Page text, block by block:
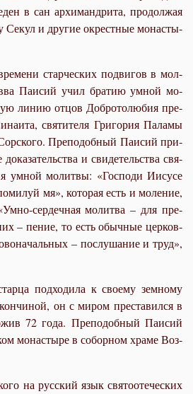
в сан ар­хи­манд­ри­та, про­дол­жая
Се­кул и дру­гие окрест­ные мо­на­сты­
стар­че­ских по­дви­гов в мол­
Па­и­сий учил бра­тию ум­ной мо­
ли­нию от­цов Доб­ро­то­лю­бия пре­
свя­ти­те­ля Гри­го­рия Па­ла­мы
Пре­по­доб­ный Па­и­сий при­
и сви­де­тель­ства свя­
ум­ной мо­лит­вы: «Гос­по­ди Иису­се
мя», ко­то­рая есть и мо­ле­ние,
сер­деч­ная мо­лит­ва – для пре­
– пе­ние, то есть обыч­ные цер­ков­
– по­слу­ша­ние и труд»,
под­хо­ди­ла к сво­е­му зем­но­му
он с ми­ром пре­ста­вил­ся в
72 го­да. Пре­по­доб­ный Па­и­сий
мо­на­сты­ре в со­бор­ном хра­ме Воз­
на рус­ский язык свя­то­оте­че­ских